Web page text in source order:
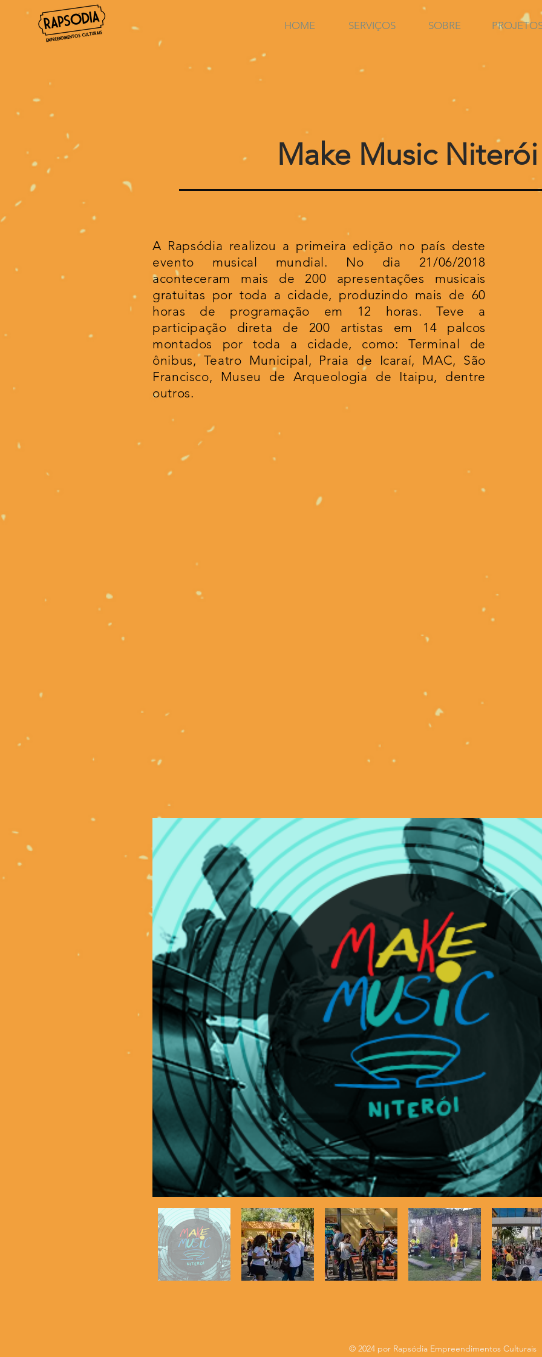
HOME SERVIÇOS SOBRE
Make Music Niterói
A Rapsódia realizou a primeira edição no país deste
evento musical mundial. No dia 21/06/2018
aconteceram mais de 200 apresentações musicais
gratuitas por toda a cidade, produzindo mais de 60
horas de programação em 12 horas. Teve a
participação direta de 200 artistas em 14 palcos
montados por toda a cidade, como: Terminal de
ônibus, Teatro Municipal, Praia de Icaraí, MAC, São
Francisco, Museu de Arqueologia de Itaipu, dentre
outros.
© 2024 por Rapsódia Empreendimentos Culturais